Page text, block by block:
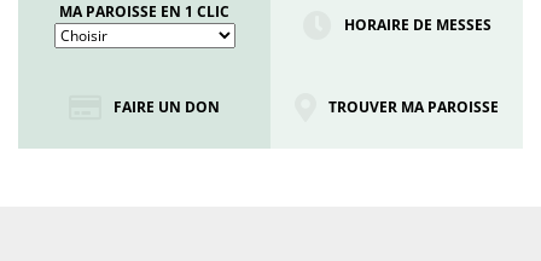
MA PAROISSE EN 1 CLIC
HORAIRE DE MESSES
FAIRE UN DON TROUVER MA PAROISSE